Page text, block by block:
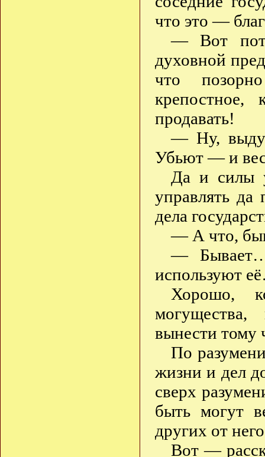
что это —
— Вот
духовной
что
крепостное,
продавать!
— Ну,
Убьют — и
Да и силы
управлять да
дела
— А что,
— Бывает…
используют
Хорошо,
вынести тому
По
жизни и дел
сверх
быть могут
других от
Вот —